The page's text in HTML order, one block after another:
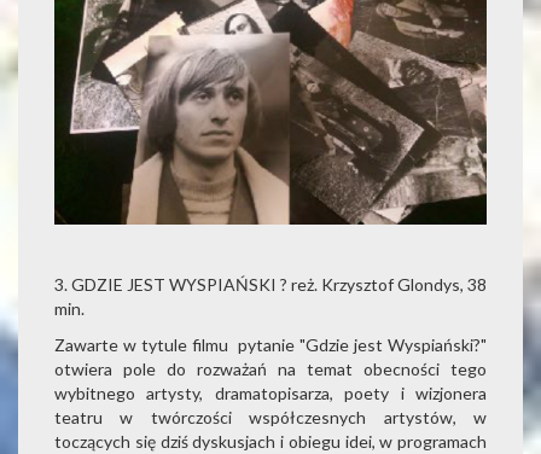
3. GDZIE JEST WYSPIAŃSKI ? reż. Krzysztof Glondys, 38
min.
Zawarte w tytule filmu pytanie "Gdzie jest Wyspiański?"
otwiera pole do rozważań na temat obecności tego
wybitnego artysty, dramatopisarza, poety i wizjonera
teatru w twórczości współczesnych artystów, w
toczących się dziś dyskusjach i obiegu idei, w programach